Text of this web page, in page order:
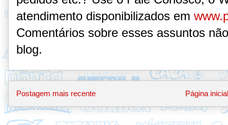
atendimento disponibilizados em
Comentários sobre esses assuntos
blog.
Postagem mais recente Página inicial